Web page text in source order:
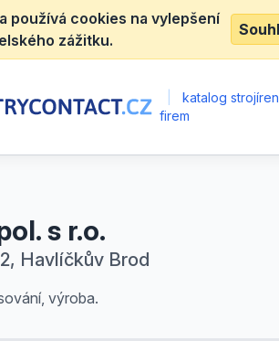
používá cookies na vylepšení
zážitku.
katalog
firem
s r.o.
Havlíčkův Brod
výroba.